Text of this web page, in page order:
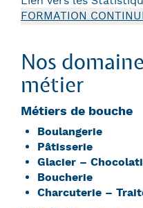
FORMATION
Nos
métier
Métiers de bouche
Boulangerie
Pâtisserie
Glacier –
Boucherie
Charcuterie –